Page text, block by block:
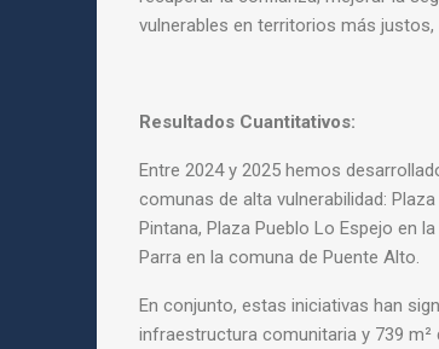
vulnerables en territorios más
Resultados Cuantitativos:
Entre 2024 y 2025 hemos
comunas de alta vulnerabilidad:
Pintana, Plaza Pueblo Lo Espejo en
Parra en la comuna de Puente Alto.
En conjunto, estas iniciativas han
infraestructura comunitaria y 739 m²